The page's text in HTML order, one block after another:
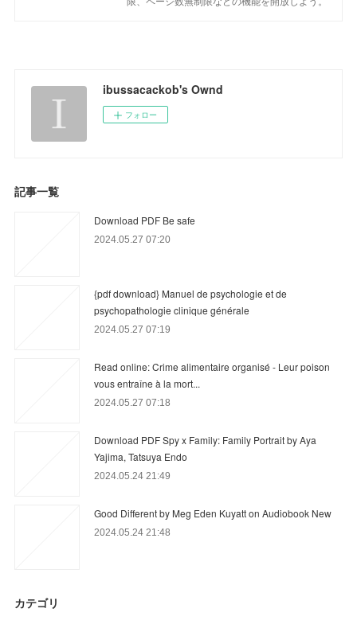
ibussacackob's Ownd
フォロー
記事一覧
Download PDF Be safe
2024.05.27 07:20
{pdf download} Manuel de psychologie et de
psychopathologie clinique générale
2024.05.27 07:19
Read online: Crime alimentaire organisé - Leur poison
vous entraîne à la mort...
2024.05.27 07:18
Download PDF Spy x Family: Family Portrait by Aya
Yajima, Tatsuya Endo
2024.05.24 21:49
Good Different by Meg Eden Kuyatt on Audiobook New
2024.05.24 21:48
カテゴリ